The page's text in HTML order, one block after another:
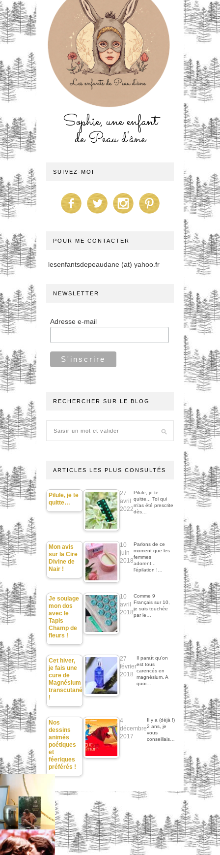
Sophie, une enfant
de Peau d'âne
SUIVEZ-MOI
POUR ME CONTACTER
lesenfantsdepeaudane (at) yahoo.fr
NEWSLETTER
Adresse e-mail
RECHERCHER SUR LE BLOG
ARTICLES LES PLUS CONSULTÉS
Pilule, je te
quitte…
27
avril
2022
Pilule, je te
quitte... Toi qui
m'as été prescrite
dès…
Mon avis
sur la Cire
Divine de
Nair !
10
juin
2018
Parlons de ce
moment que les
femmes
adorent...
l'épilation !…
Je soulage
mon dos
avec le
Tapis
Champ de
fleurs !
10
avril
2018
Comme 9
Français sur 10,
je suis touchée
par le…
Cet hiver,
je fais une
cure de
Magnésium
transcutané
!
27
février
2018
Il paraît qu'on
est tous
carencés en
magnésium. A
quoi…
Nos
dessins
animés
poétiques
et
féeriques
préférés !
4
décembre
2017
Il y a (déjà !)
2 ans, je
vous
conseillais…